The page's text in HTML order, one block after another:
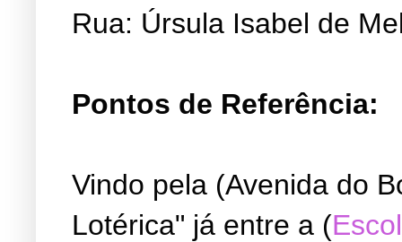
Rua: Úrsula Isabel de
Pontos de Referência:
Vindo pela (Avenida do
Lotérica" já entre a (